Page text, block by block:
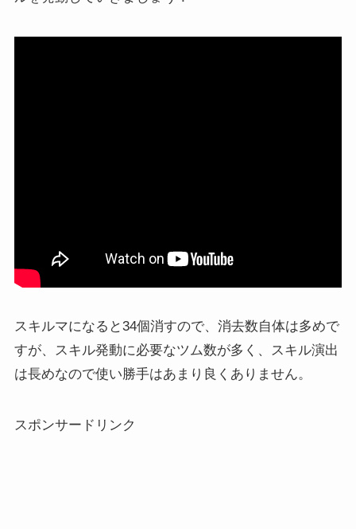
スキルマになると34個消すので、消去数自体は多めで
すが、スキル発動に必要なツム数が多く、スキル演出
は長めなので使い勝手はあまり良くありません。
スポンサードリンク